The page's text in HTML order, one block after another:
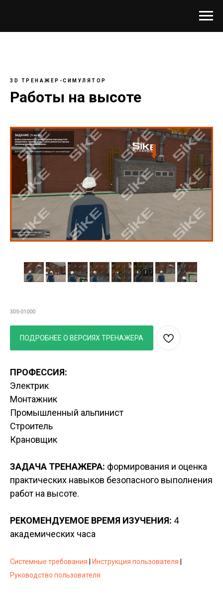
3D ТРЕНАЖЕР-СИМУЛЯТОР
Работы на высоте
3DS-01000
ПОДРОБНЕЕ О ВЕРСИЯХ ТРЕНАЖЕРА
ПРОФЕССИЯ:
Электрик
Монтажник
Промышленный альпинист
Строитель
Крановщик
ЗАДАЧА ТРЕНАЖЕРА: формирования и оценка
практических навыков безопасного выполнения
работ на высоте.
РЕКОМЕНДУЕМОЕ ВРЕМЯ ИЗУЧЕНИЯ: 4
академических часа
Системные требования Инструкция пользователя
Руководство пользователя